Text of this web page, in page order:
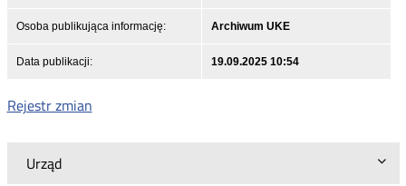
Urząd
Osoba publikująca informację: Archiwum UKE
Data publikacji: 19.09.2025 10:54
Rejestr zmian